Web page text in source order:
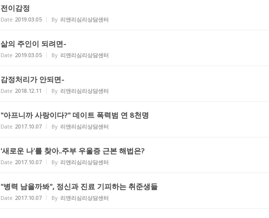
전이감정
Date 2019.03.05 By 리앤리심리상담센터
삶의 주인이 되려면-
Date 2019.03.05 By 리앤리심리상담센터
감정처리가 안되면-
Date 2018.12.11 By 리앤리심리상담센터
"아프니까 사랑이다?" 데이트 폭력범 연 8천명
Date 2017.10.07 By 리앤리심리상담센터
'새로운 나'를 찾아..주부 우울증 근본 해법은?
Date 2017.10.07 By 리앤리심리상담센터
"병력 남을까봐", 정신과 진료 기피하는 취준생들
Date 2017.10.07 By 리앤리심리상담센터